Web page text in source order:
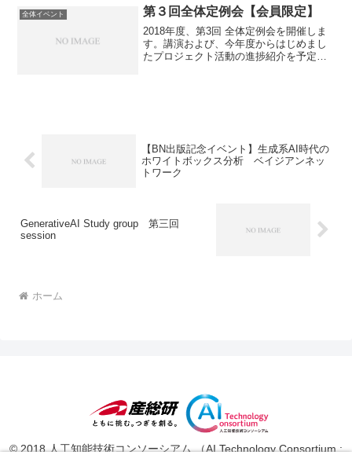
催＜会場参加申込＞＜オンライン...
全体イベント 第３回全体定例会【会員限定】
2018年度、第3回 全体定例会を開催しま
す。講演および、今年度からはじめまし
たプロジェクト活動の進捗紹介を予定し
【BN出版記念イベント】生成系AI時代の
ホワイトボックス分析 ベイジアンネッ
トワーク
GenerativeAI Study group 第三回
session
ホーム
© 2018 人工知能技術コンソーシアム （AI Technology Consortium :